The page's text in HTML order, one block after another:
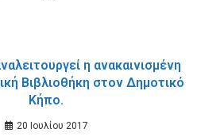
η ανακαινισμένη
Βιβλιοθήκη στον Δημοτικό
Κήπο.
20 Ιουλίου 2017